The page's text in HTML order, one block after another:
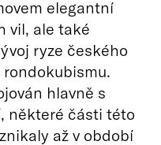
elegantní
vil, ale také
ryze českého
hlavně s
některé části této
až v období